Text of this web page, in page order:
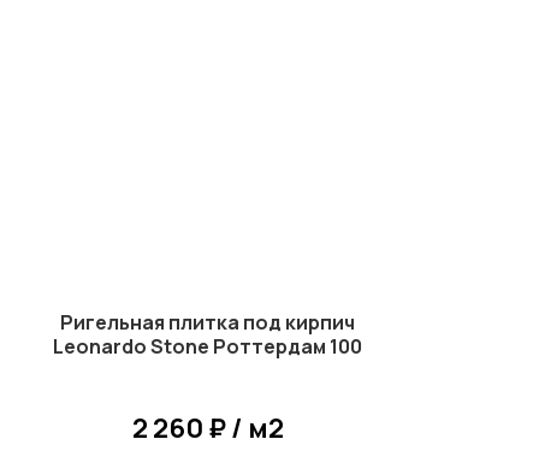
Ригельная плитка под кирпич
Leonardo Stone Роттердам 100
2 260 ₽ / м2